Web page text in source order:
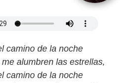
camino de la noche
alumbren las estrellas,
camino de la noche